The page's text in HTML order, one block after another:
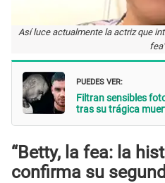
Así luce actualmente la actriz que
fea'.
PUEDES VER:
Filtran sensibles
tras su trágica
“Betty, la fea: la
confirma su